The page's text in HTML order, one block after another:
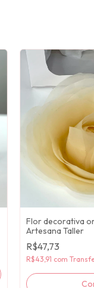
Flor decorativa
Artesana Taller
R$47,73
R$43,91 com